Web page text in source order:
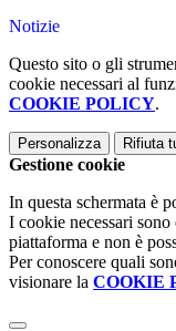
Notizie
Questo sito o gli
cookie necessari al
COOKIE POLICY.
Personalizza Rifiuta
Gestione cookie
In questa schermata è
I cookie necessari
piattaforma e non è
Per conoscere quali
visionare la COOKIE